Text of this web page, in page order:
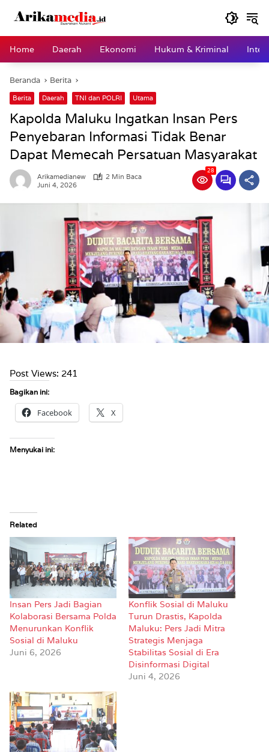
Home
Daerah Ekonomi Hukum & Kriminal
Beranda Berita
Berita Daerah TNI dan POLRI Utama
Kapolda Maluku Ingatkan Insan Pers
Penyebaran Informasi Tidak Benar
Dapat Memecah Persatuan Masyarakat
Arikamedianew
2 Min Baca
Juni 4, 2026
28
Post Views: 241
Bagikan ini:
Facebook X
Menyukai ini:
Related
Insan Pers Jadi Bagian
Kolaborasi Bersama Polda
Menurunkan Konflik
Sosial di Maluku
Juni 6, 2026
Konflik Sosial di Maluku
Turun Drastis, Kapolda
Maluku: Pers Jadi Mitra
Strategis Menjaga
Stabilitas Sosial di Era
Disinformasi Digital
Juni 4, 2026